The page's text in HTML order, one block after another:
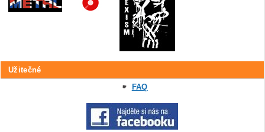
Užitečné
FAQ